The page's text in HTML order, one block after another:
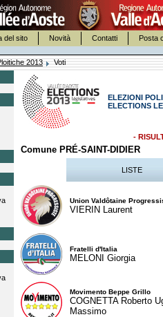
del sito Novità Contatti Posta
2013
Voti
ELEZIONI
ELECTIONS
-
Comune PRÉ-SAINT-DIDIER
LISTE
Union Valdôtaine
VIERIN Laurent
Fratelli d'Italia
MELONI Giorgia
Movimento Beppe Grillo
COGNETTA Roberto
Massimo